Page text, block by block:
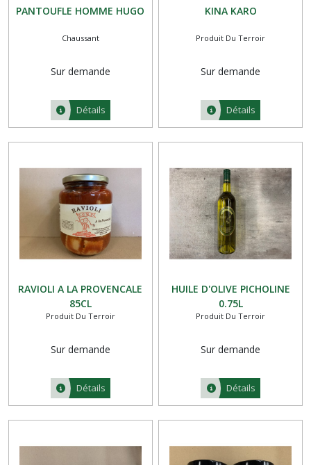
PANTOUFLE HOMME HUGO
Chaussant
Sur demande
Détails
KINA KARO
Produit Du Terroir
Sur demande
Détails
RAVIOLI A LA PROVENCALE
85CL
Produit Du Terroir
Sur demande
Détails
HUILE D'OLIVE PICHOLINE
0.75L
Produit Du Terroir
Sur demande
Détails